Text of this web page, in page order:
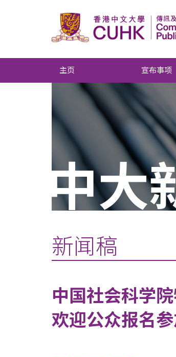
主页 宣布事项
中大
新闻稿
中国社会科学
欢迎公众报名